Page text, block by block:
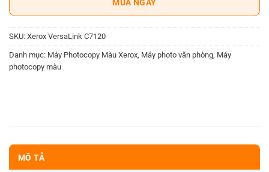
MUA NGAY
SKU: Xerox VersaLink C7120
Danh mục: Máy Photocopy Màu Xerox, Máy photo văn phòng, Máy
photocopy màu
MÔ TẢ